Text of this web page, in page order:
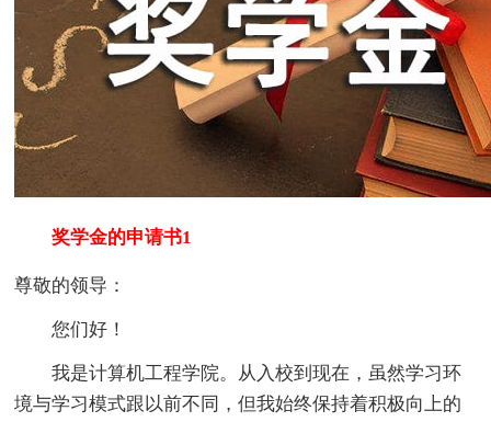
奖学金的申请书1
尊敬的领导：
您们好！
我是计算机工程学院。从入校到现在，虽然学习环
境与学习模式跟以前不同，但我始终保持着积极向上的